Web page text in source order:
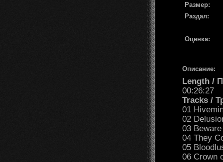
Размер:
Раздал:
Оценка:
Описание:
Length /
00:26:27
Tracks /
01
02
03
04 They
05
06 Crown